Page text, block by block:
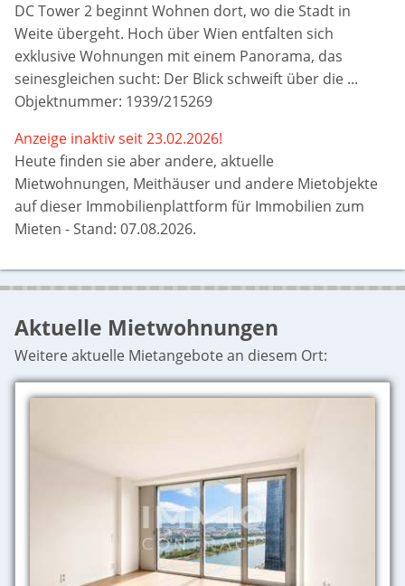
DC Tower 2 beginnt Wohnen dort, wo die Stadt in
Weite übergeht. Hoch über Wien entfalten sich
exklusive Wohnungen mit einem Panorama, das
seinesgleichen sucht: Der Blick schweift über die ...
Objektnummer: 1939/215269
Anzeige inaktiv seit 23.02.2026!
Heute finden sie aberandere, aktuelle
Mietwohnungen, Meithäuser und andere Mietobjekte
auf dieser Immobilienplattform für Immobilien zum
Mieten - Stand: 07.08.2026.
Aktuelle Mietwohnungen
Weitere aktuelle Mietangebote an diesem Ort: